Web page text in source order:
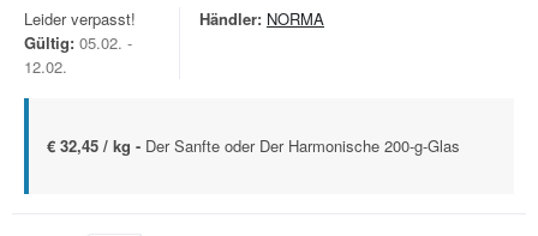
Leider verpasst!
Gültig: 05.02. -
12.02.
Händler: NORMA
€ 32,45 / kg - Der Sanfte oder Der Harmonische 200-g-Glas